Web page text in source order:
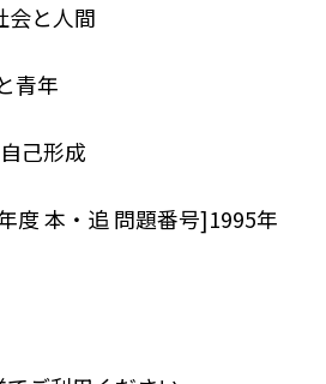
と人間
青年
己形成
度 本・追 問題番号]1995年